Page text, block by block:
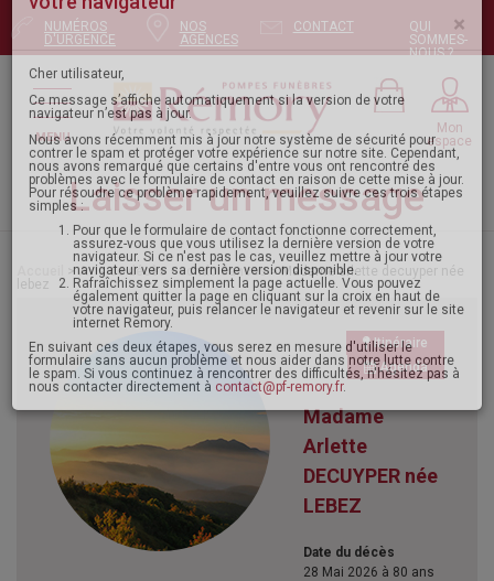
NUMÉROS
D'URGENCE
NOS
AGENCES
CONTACT
QUI
SOMMES-
NOUS ?
MENU
Mon
espace
Laisser un message
>Avis de décès - condoléances> Madame arlette decuyper née
lebez
Itinéraire
Agenda
Madame
Arlette
DECUYPER née
LEBEZ
Date du décès
28 Mai 2026 à 80 ans
Pour envoyer votre message, mettez à jour
votre navigateur
×
Cher utilisateur,
Ce message s’affiche automatiquement si la version de votre
navigateur n’est pas à jour.
Nous avons récemment mis à jour notre système de sécurité pour
contrer le spam et protéger votre expérience sur notre site. Cependant,
nous avons remarqué que certains d'entre vous ont rencontré des
problèmes avec le formulaire de contact en raison de cette mise à jour.
Pour résoudre ce problème rapidement, veuillez suivre ces trois étapes
simples :
Pour que le formulaire de contact fonctionne correctement,
assurez-vous que vous utilisez la dernière version de votre
navigateur. Si ce n'est pas le cas, veuillez mettre à jour votre
navigateur vers sa dernière version disponible.
Rafraîchissez simplement la page actuelle. Vous pouvez
également quitter la page en cliquant sur la croix en haut de
votre navigateur, puis relancer le navigateur et revenir sur le site
internet Remory.
En suivant ces deux étapes, vous serez en mesure d'utiliser le
formulaire sans aucun problème et nous aider dans notre lutte contre
le spam. Si vous continuez à rencontrer des difficultés, n'hésitez pas à
nous contacter directement à
contact@pf-remory.fr .